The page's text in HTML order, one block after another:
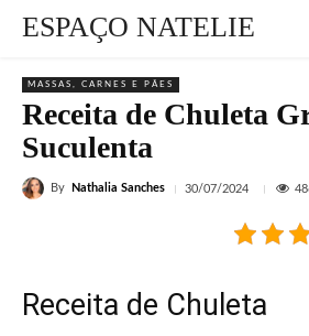
ESPAÇO NATELIE
MASSAS, CARNES E PÃES
Receita de Chuleta
Suculenta
By Nathalia Sanches 30/07/2024
Receita de Chuleta